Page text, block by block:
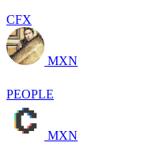
CFX
MXN
PEOPLE
MXN